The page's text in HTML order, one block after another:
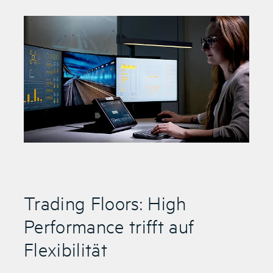
Trading Floors: High
Performance trifft auf
Flexibilität